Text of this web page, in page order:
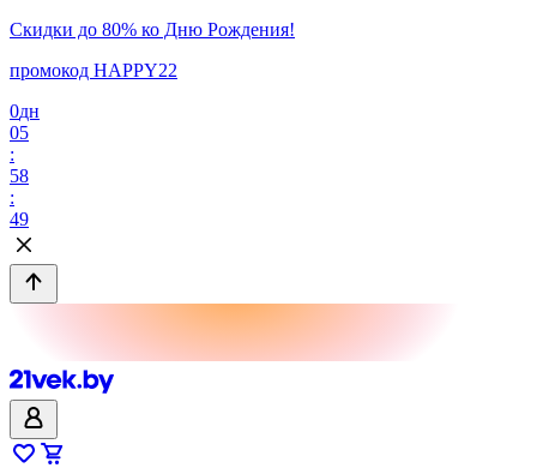
Скидки до 80% ко Дню Рождения!
промокод HAPPY22
0дн
05
:
58
:
49